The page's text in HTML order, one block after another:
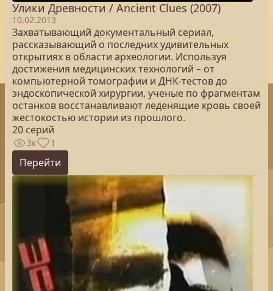
Улики Древности / Ancient Clues (2007)
10.02.2013
Захватывающий документальный сериал,
рассказывающий о последних удивительных
открытиях в области археологии. Используя
достижения медицинских технологий – от
компьютерной томографии и ДНК-тестов до
эндоскопической хирургии, ученые по фрагментам
останков восстанавливают леденящие кровь своей
жестокостью истории из прошлого.
20 серий
3к 1
Перейти